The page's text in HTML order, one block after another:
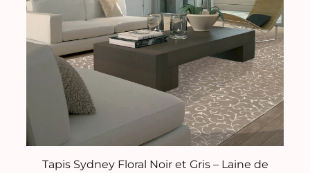
Tapis Sydney Floral Noir et Gris – Laine de